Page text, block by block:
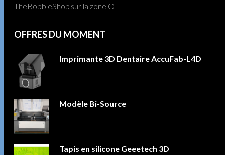
TheBobbleShop sur la zone OI
OFFRES DU MOMENT
Imprimante 3D Dentaire AccuFab-L4D
Modèle Bi-Source
Tapis en silicone Geeetech 3D